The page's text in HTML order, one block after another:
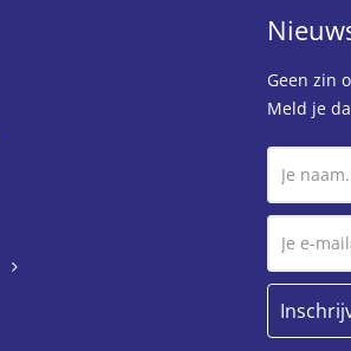
Geen zin
Meld je